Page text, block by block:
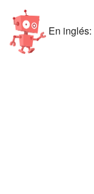
En inglés: